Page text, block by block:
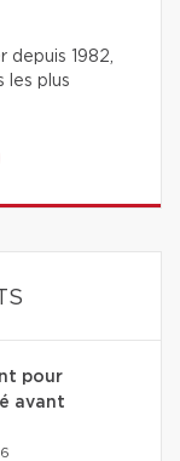
1982,
les plus
pour
avant